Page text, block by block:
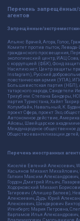
Перечень запрещённых/
агентов
Запрещённые/
Альянс Врачей, Агора, Голос,
Комитет против пыток,
гражданского просвещения,
экологический центр, ИАЦ
с коррупцией (ФБК), Фонд
Насилию.нет, Центр защиты
Instagram), Русский
повстанческая армия (УПА),
Большевистская партия
татарского народа, Свидетели
Тризуб им. Степана Бандеры,
партия Туркестана, Хайят
Колумбайн, Навальный, К.
проект Сфера, проект Эхо,
Автономное действие,
Айовы, Швейцарское
Международное общественное
Общество евангелизации
Перечень иностранных
Киселёв Евгений Алекссевич,
Касьянов Михаил Михайлович,
Галкин Максим
Гордон Дмитрий Ильич,
Ходорковский Михаил
Тагирович (Алишер Валеев),
Алексеевич, Дудь Юрий
Алексеевич, Шендерович
Игенбергс Мария Петровна,
Варламов Илья
Владимирович, Смольянинов